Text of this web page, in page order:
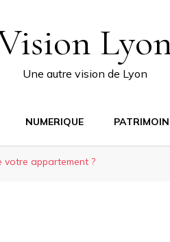
Une autre vision de Lyon
NUMERIQUE
votre appartement ?